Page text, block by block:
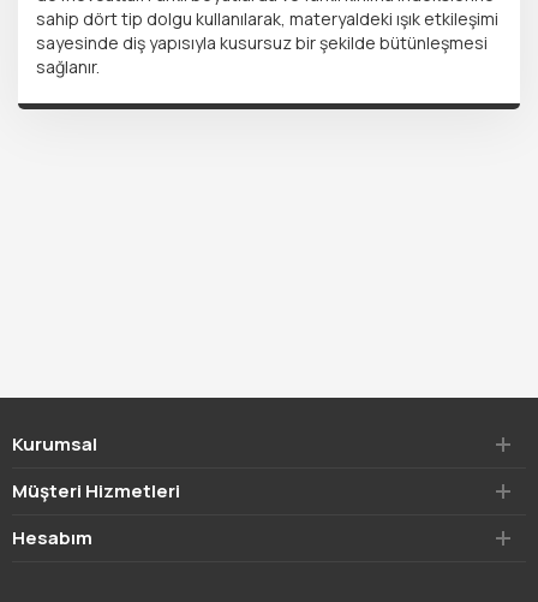
sahip dört tip dolgu kullanılarak, materyaldeki ışık etkileşimi
sayesinde diş yapısıyla kusursuz bir şekilde bütünleşmesi
sağlanır.
Kurumsal
Müşteri Hizmetleri
Hesabım